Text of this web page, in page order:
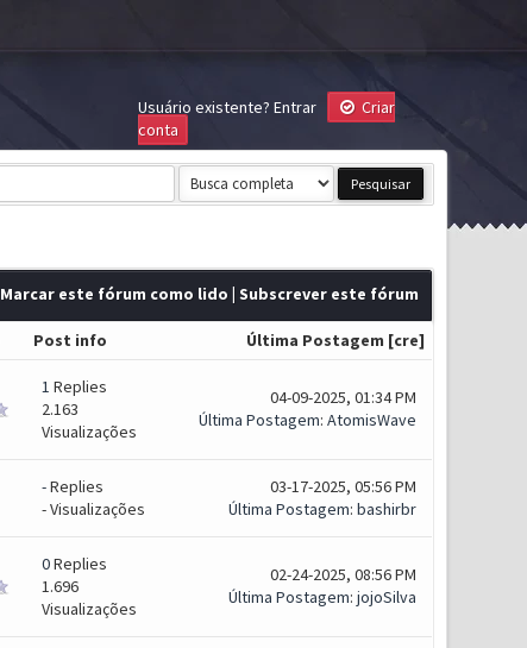
Usuário existente? Entrar
Criar
conta
Marcar este fórum como lido | Subscrever este fórum
Post info Última Postagem [cre]
1 Replies
2.163
Visualizações
04-09-2025, 01:34 PM
Última Postagem: AtomisWave
-Replies
- Visualizações
03-17-2025, 05:56 PM
Última Postagem: bashirbr
0Replies
1.696
Visualizações
02-24-2025, 08:56 PM
Última Postagem: jojoSilva